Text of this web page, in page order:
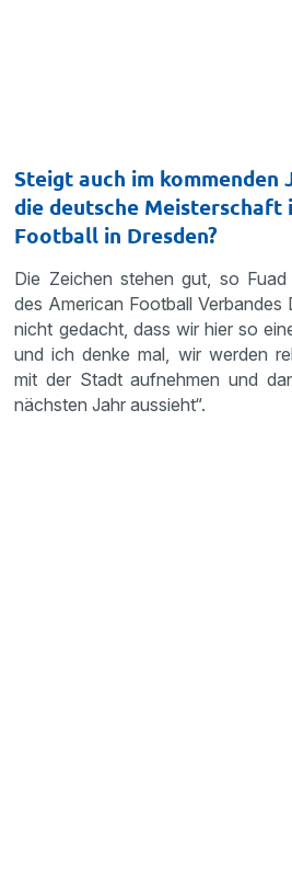
Steigt auch im kommenden
die deutsche Meisterschaft
Football in Dresden?
Die Zeichen stehen gut, so
des American Football Verbandes
nicht gedacht, dass wir hier so
und ich denke mal, wir werden
mit der Stadt aufnehmen und
nächsten Jahr aussieht“.